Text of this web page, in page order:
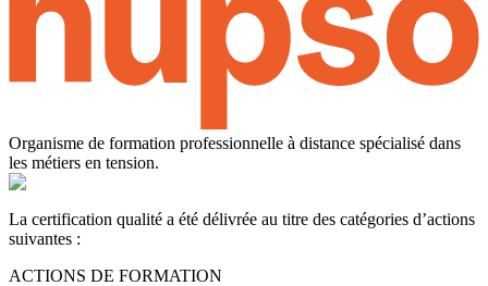
Organisme de formation professionnelle à distance spécialisé dans
les métiers en tension.
La certification qualité a été délivrée au titre des catégories d’actions
suivantes :
ACTIONS DE FORMATION